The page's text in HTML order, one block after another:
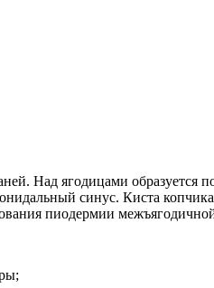
Над ягодицами образуется
синус. Киста копчика
пиодермии